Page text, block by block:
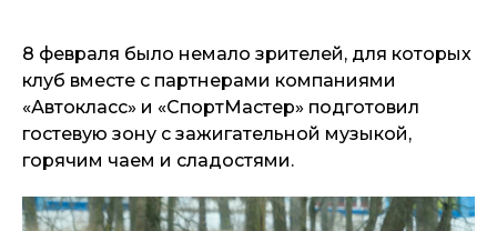
8 февраля было немало зрителей, для которых
клуб вместе с партнерами компаниями
«Автокласс» и «СпортМастер» подготовил
гостевую зону с зажигательной музыкой,
горячим чаем и сладостями.